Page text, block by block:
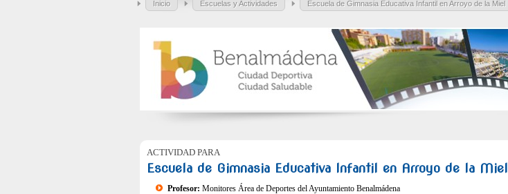
Inicio Escuelas y Actividades Escuela de Gimnasia Educativa Infantil en Arroyo de la Miel
ACTIVIDAD PARA
Escuela de Gimnasia Educativa Infantil en Arroyo de la Miel
Profesor: Monitores Área de Deportes del Ayuntamiento Benalmádena